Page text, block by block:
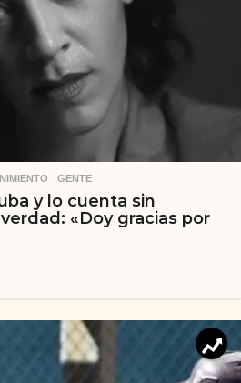
,GENTE
y lo cuenta sin
«Doy gracias por